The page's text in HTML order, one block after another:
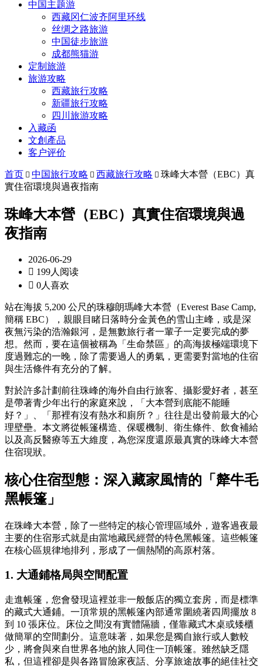
中国主题游
西藏冈仁波齐阿里环线
丝绸之路旅游
中国徒步旅游
成都熊猫游
定制旅游
旅游攻略
西藏旅行攻略
新疆旅行攻略
四川旅游攻略
入藏函
文創產品
客户评价
首页  中国旅行攻略  西藏旅行攻略  珠峰大本營（EBC）真
實住宿環境與過夜指南
珠峰大本營（EBC）真實住宿環境與過
夜指南
2026-06-29
 199人阅读
 0人喜欢
站在海拔 5,200 公尺的珠穆朗瑪峰大本營（Everest Base Camp,
簡稱 EBC），親眼目睹日落時分金黃色的雪山主峰，或是深
夜無污染的浩瀚銀河，是無數旅行者一輩子一定要完成的夢
想。然而，要在這個被稱為「生命禁區」的高海拔極端環境下
度過難忘的一晚，除了需要過人的勇氣，更需要對當地的住宿
與生活條件有充分的了解。
對於許多計劃前往珠峰的海外自由行旅客、攝影愛好者，甚至
是帶著青少年出行的家庭來說，「大本營到底能不能睡
好？」、「那裡有沒有熱水和廁所？」往往是出發前最大的心
理壁壘。本文將從帳篷構造、保暖機制、衛生條件、飲食補給
以及高反醫療等五大維度，為您深度還原最真實的珠峰大本營
住宿現狀。
核心住宿型態：深入藏家風情的「犛牛毛
黑帳篷」
在珠峰大本營，除了一些特定的核心管理區域外，遊客過夜最
主要的住宿形式就是由當地藏民經營的特色黑帳篷。這些帳篷
在核心區規律地排列，形成了一個熱鬧的高原村落。
1. 大通鋪格局與空間配置
走進帳篷，您會發現這裡並非一般飯店的獨立套房，而是標準
的藏式大通鋪。一頂常規的黑帳篷內部通常圍繞著四周擺放 8
到 10 張床位。床位之間沒有實體隔牆，僅靠藏式木桌或矮櫃
做簡單的空間劃分。這意味著，如果您是獨自旅行或人數較
少，將會與來自世界各地的旅人同住一頂帳篷。雖然缺乏隱
私，但這裡卻是與各路冒險家夜話、分享旅途故事的絕佳社交